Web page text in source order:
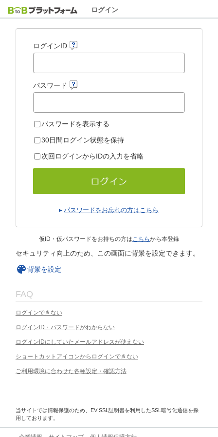
ログイン
ログインID
パスワード
パスワードを表示する
30日間ログイン状態を保持
次回ログインからIDの入力を省略
パスワードをお忘れの方はこちら
仮ID・仮パスワードをお持ちの方はこちらから本登録
セキュリティ向上のため、この画面に背景を設定できます。
背景を設定
FAQ
ログインできない
ログインID・パスワードがわからない
ログインIDにしていたメールアドレスが使えない
ショートカットアイコンからログインできない
ご利用環境に合わせた各種設定・確認方法
当サイトでは情報保護のため、EV SSL証明書を利用したSSL暗号化通信を採
用しております。